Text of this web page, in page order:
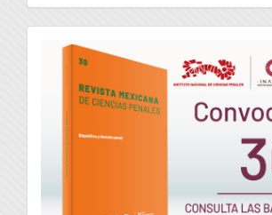
convocatoria